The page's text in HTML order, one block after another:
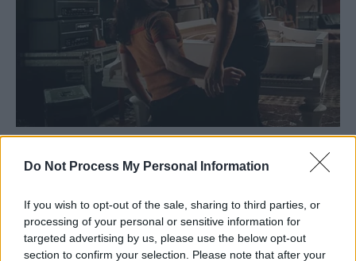
Do Not Process My Personal Information
If you wish to opt-out of the sale, sharing to third parties, or
processing of your personal or sensitive information for
targeted advertising by us, please use the below opt-out
section to confirm your selection. Please note that after your